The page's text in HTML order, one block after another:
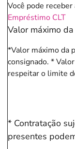
Você pode receber
Empréstimo CLT
Valor máximo
*Valor máximo da
consignado. *
respeitar o limite
* Contratação
presentes